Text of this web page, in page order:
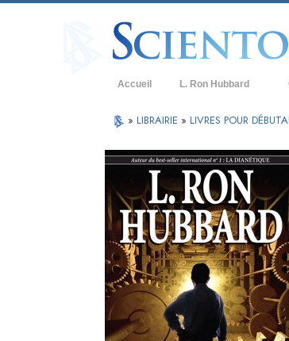
Accueil L. Ron Hubbard
À
La
» LIBRAIRIE » LIVRES POUR